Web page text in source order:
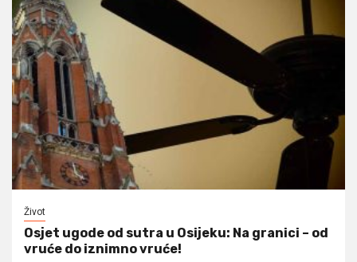
Život
Osjet ugode od sutra u Osijeku: Na granici – od
vruće do iznimno vruće!